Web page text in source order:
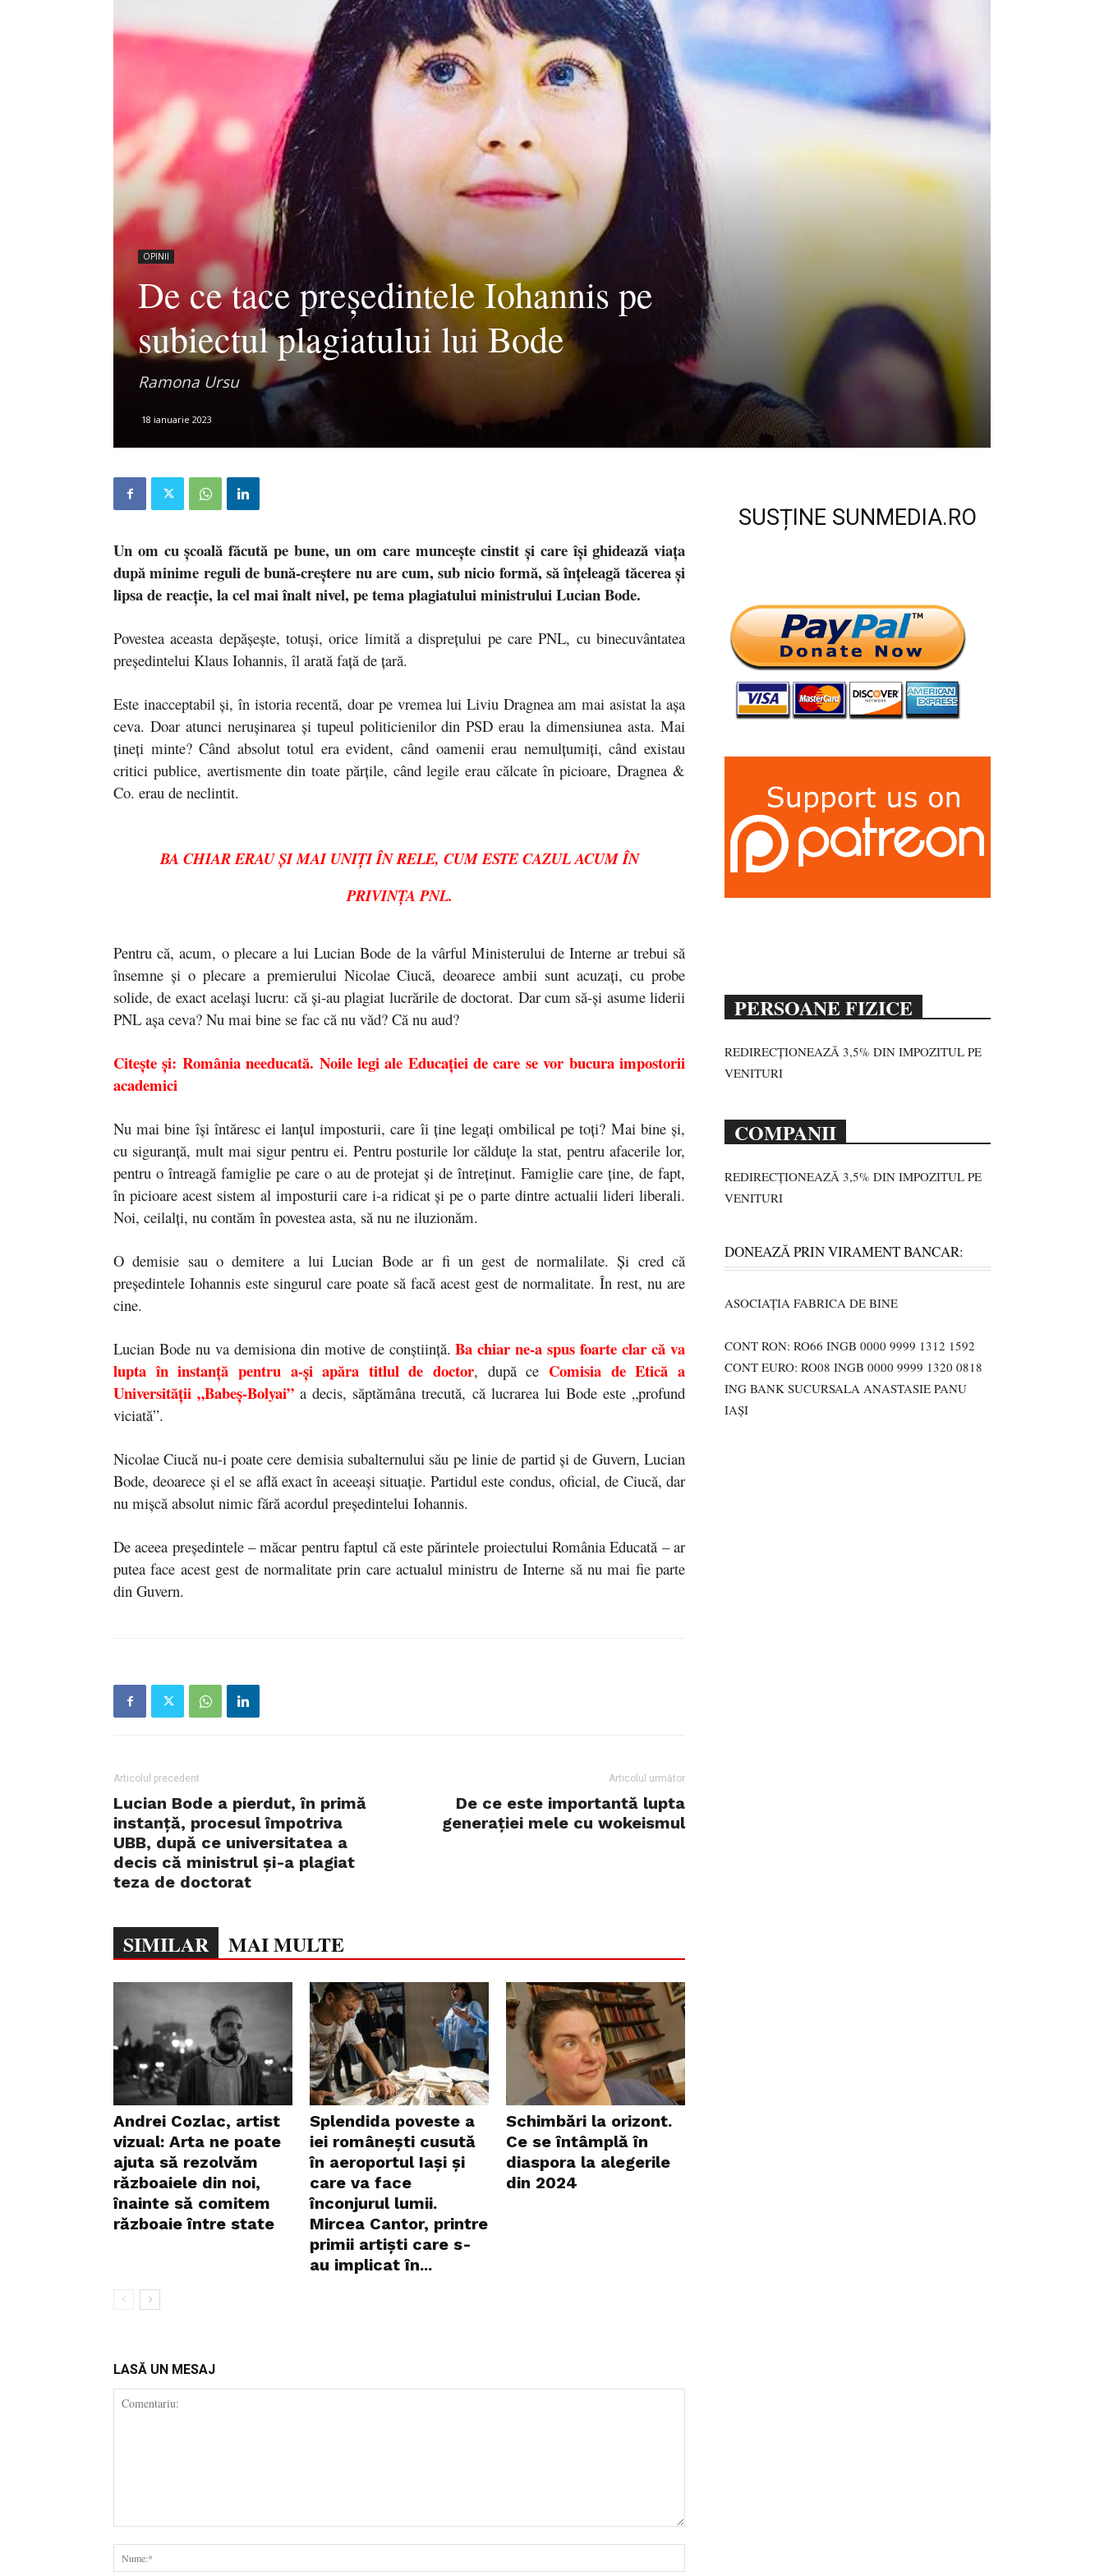
OPINII
De ce tace președintele Iohannis pe
subiectul plagiatului lui Bode
Ramona Ursu
18 ianuarie 2023
Un om cu școală făcută pe bune, un om care muncește cinstit și care își ghidează viața
după minime reguli de bună-creștere nu are cum, sub nicio formă, să înțeleagă tăcerea și
lipsa de reacție, la cel mai înalt nivel, pe tema plagiatului ministrului Lucian Bode.
Povestea aceasta depășește, totuși, orice limită a disprețului pe care PNL, cu binecuvântatea
președintelui Klaus Iohannis, îl arată față de țară.
Este inacceptabil și, în istoria recentă, doar pe vremea lui Liviu Dragnea am mai asistat la așa
ceva. Doar atunci nerușinarea și tupeul politicienilor din PSD erau la dimensiunea asta. Mai
țineți minte? Când absolut totul era evident, când oamenii erau nemulțumiți, când existau
critici publice, avertismente din toate părțile, când legile erau călcate în picioare, Dragnea &
Co. erau de neclintit.
BA CHIAR ERAU ȘI MAI UNIȚI ÎN RELE, CUM ESTE CAZUL ACUM ÎN
PRIVINȚA PNL.
Pentru că, acum, o plecare a lui Lucian Bode de la vârful Ministerului de Interne ar trebui să
însemne și o plecare a premierului Nicolae Ciucă, deoarece ambii sunt acuzați, cu probe
solide, de exact același lucru: că și-au plagiat lucrările de doctorat. Dar cum să-și asume liderii
PNL așa ceva? Nu mai bine se fac că nu văd? Că nu aud?
Citește și: România needucată. Noile legi ale Educației de care se vor bucura impostorii
academici
Nu mai bine își întăresc ei lanțul imposturii, care îi ține legați ombilical pe toți? Mai bine și,
cu siguranță, mult mai sigur pentru ei. Pentru posturile lor călduțe la stat, pentru afacerile lor,
pentru o întreagă famiglie pe care o au de protejat și de întreținut. Famiglie care ține, de fapt,
în picioare acest sistem al imposturii care i-a ridicat și pe o parte dintre actualii lideri liberali.
Noi, ceilalți, nu contăm în povestea asta, să nu ne iluzionăm.
O demisie sau o demitere a lui Lucian Bode ar fi un gest de normalilate. Și cred că
președintele Iohannis este singurul care poate să facă acest gest de normalitate. În rest, nu are
cine.
Lucian Bode nu va demisiona din motive de conștiință.Ba chiar ne-a spus foarte clar că va
lupta în instanță pentru a-și apăra titlul de doctor, după ce Comisia de Etică a
Universității „Babeș-Bolyai” a decis, săptămâna trecută, că lucrarea lui Bode este „profund
viciată”.
Nicolae Ciucă nu-i poate cere demisia subalternului său pe linie de partid și de Guvern, Lucian
Bode, deoarece și el se află exact în aceeași situație. Partidul este condus, oficial, de Ciucă, dar
nu mișcă absolut nimic fără acordul președintelui Iohannis.
De aceea președintele – măcar pentru faptul că este părintele proiectului România Educată – ar
putea face acest gest de normalitate prin care actualul ministru de Interne să nu mai fie parte
din Guvern.
Articolul precedent
Lucian Bode a pierdut, în primă
instanță, procesul împotriva
UBB, după ce universitatea a
decis că ministrul și-a plagiat
teza de doctorat
Articolul următor
De ce este importantă lupta
generației mele cu wokeismul
SIMILAR MAI MULTE
Andrei Cozlac, artist
vizual: Arta ne poate
ajuta să rezolvăm
războaiele din noi,
înainte să comitem
războaie între state
Splendida poveste a
iei românești cusută
în aeroportul Iași și
care va face
înconjurul lumii.
Mircea Cantor, printre
primii artiști care s-
au implicat în...
Schimbări la orizont.
Ce se întâmplă în
diaspora la alegerile
din 2024
LASĂ UN MESAJ
SUSȚINE SUNMEDIA.RO
PERSOANE FIZICE
REDIRECȚIONEAZĂ 3,5% DIN IMPOZITUL PE
VENITURI
COMPANII
REDIRECȚIONEAZĂ 3,5% DIN IMPOZITUL PE
VENITURI
DONEAZĂ PRIN VIRAMENT BANCAR:
ASOCIAȚIA FABRICA DE BINE
CONT RON: RO66 INGB 0000 9999 1312 1592
CONT EURO: RO08 INGB 0000 9999 1320 0818
ING BANK SUCURSALA ANASTASIE PANU
IAȘI